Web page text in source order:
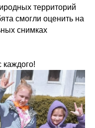
территорий
смогли оценить на
снимках
каждого!